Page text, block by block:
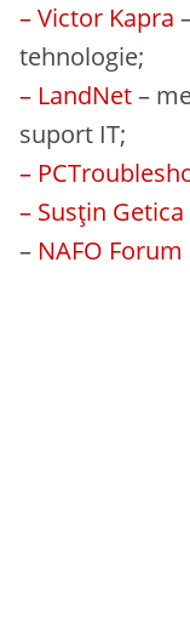
– Victor Kapra
tehnologie;
– LandNet–
suport IT;
–
– Susțin Getica
– NAFO Forum